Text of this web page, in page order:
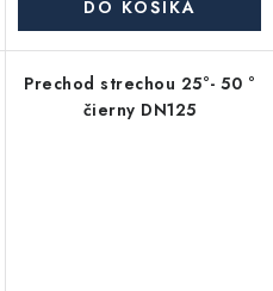
DO KOŠÍKA
Prechod strechou 25°- 50 °
čierny DN125